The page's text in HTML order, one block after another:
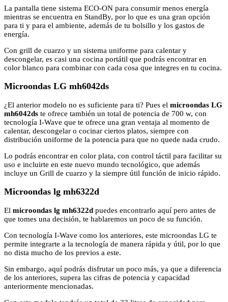
La pantalla tiene sistema ECO-ON para consumir menos energía
mientras se encuentra en StandBy, por lo que es una gran opción
para ti y para el ambiente, además de tu bolsillo y los gastos de
energía.
Con grill de cuarzo y un sistema uniforme para calentar y
descongelar, es casi una cocina portátil que podrás encontrar en
color blanco para combinar con cada cosa que integres en tu cocina.
Microondas LG mh6042ds
¿El anterior modelo no es suficiente para ti? Pues el microondas LG
mh6042ds te ofrece también un total de potencia de 700 w, con
tecnología I-Wave que te ofrece una gran ventaja al momento de
calentar, descongelar o cocinar ciertos platos, siempre con
distribución uniforme de la potencia para que no quede nada crudo.
Lo podrás encontrar en color plata, con control táctil para facilitar su
uso e incluirte en este nuevo mundo tecnológico, que además
incluye un Grill de cuarzo y la siempre útil función de inicio rápido.
Microondas lg mh6322d
El microondas lg mh6322d puedes encontrarlo aquí pero antes de
que tomes una decisión, te hablaremos un poco de su función.
Con tecnología I-Wave como los anteriores, este microondas LG te
permite integrarte a la tecnología de manera rápida y útil, por lo que
no dista mucho de los previos a este.
Sin embargo, aquí podrás disfrutar un poco más, ya que a diferencia
de los anteriores, supera las cifras de potencia y capacidad
anteriormente mencionadas.